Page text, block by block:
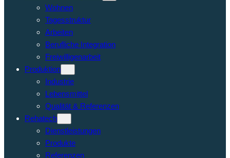
Wohnen
Tagesstruktur
Arbeiten
Berufliche Integration
Freiwilligenarbeit
Produktion
Industrie
Lebensmittel
Qualität & Referenzen
Rehatech
Dienstleistungen
Produkte
Referenzen